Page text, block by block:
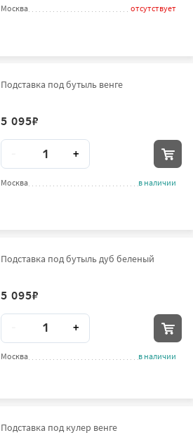
Москва отсутствует
Подставка под бутыль венге
5 095₽
Количество
+
Москва в наличии
Подставка под бутыль дуб беленый
5 095₽
Количество
+
Москва в наличии
Подставка под кулер венге